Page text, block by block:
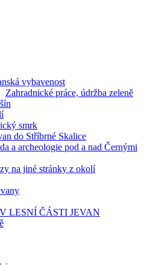
vybavenost
Zahradnické práce, údržba zeleně
smrk
do Stříbrné Skalice
a archeologie pod a nad Černými
na jiné stránky z okolí
LESNÍ ČÁSTI JEVAN